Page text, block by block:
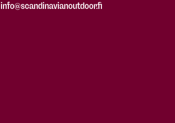
info@scandinavianoutdoor.fi